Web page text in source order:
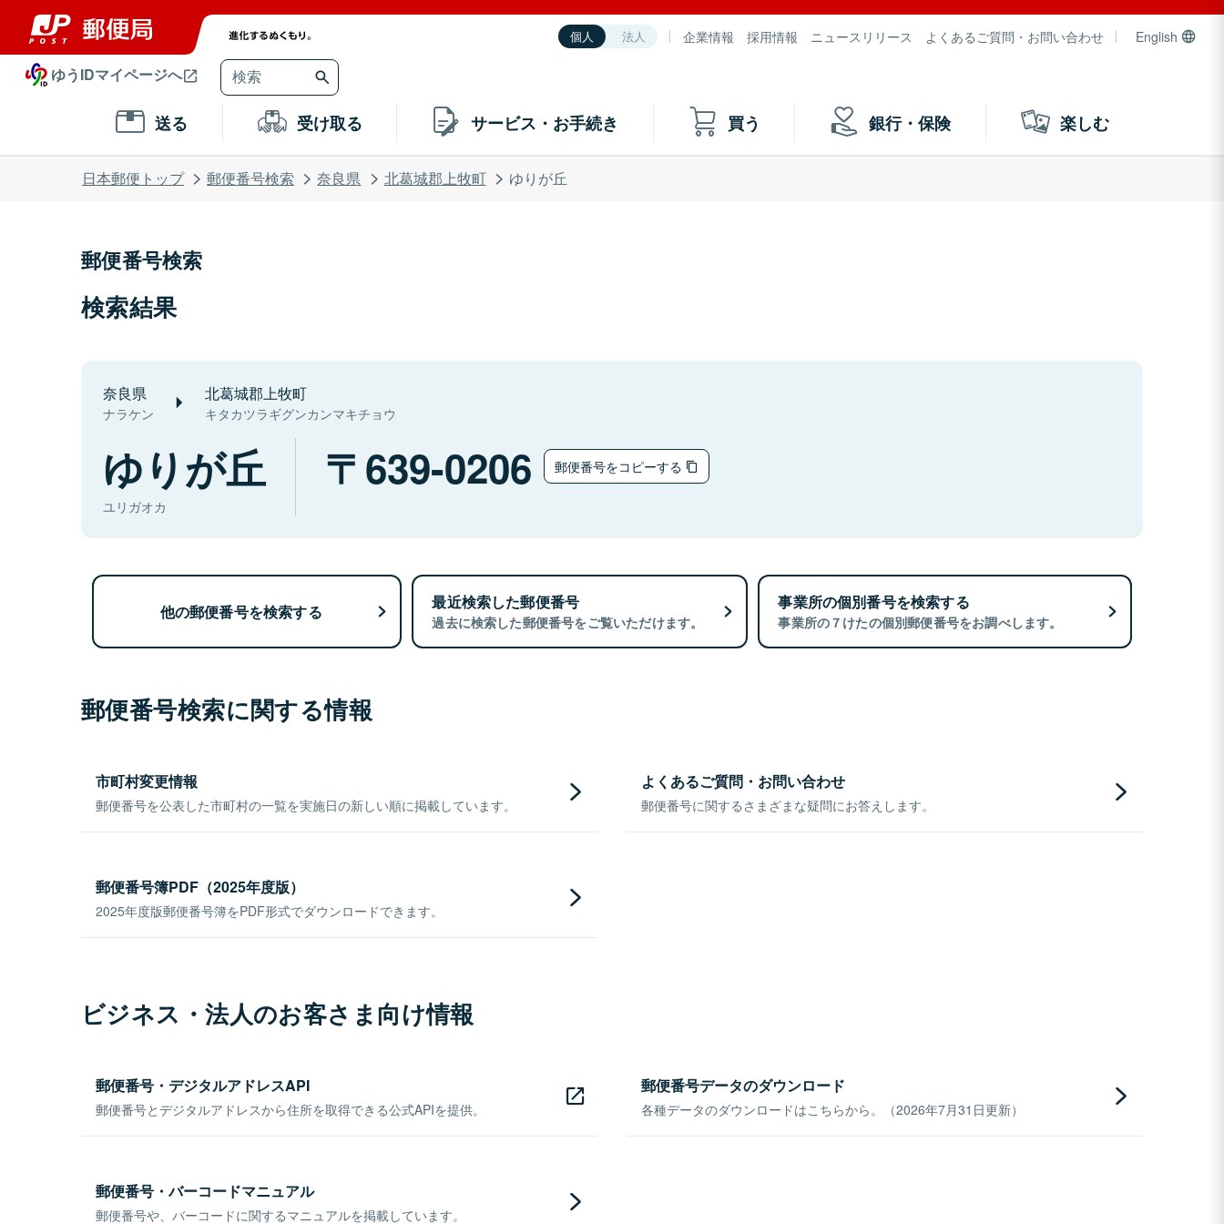
個人 法人 企業情報 採用情報 ニュースリリース よくあるご質問・お問い合わせ English
ゆうIDマイページへ
送る 受け取る サービス・お手続き 買う 銀行・保険 楽しむ
日本郵便トップ 郵便番号検索 奈良県 北葛城郡上牧町 ゆりが丘
郵便番号検索
検索結果
奈良県
ナラケン
北葛城郡上牧町
キタカツラギグンカンマキチョウ
ゆりが丘
ユリガオカ
639-0206 郵便番号をコピーする
他の郵便番号を検索する 最近検索した郵便番号
過去に検索した郵便番号をご覧いただけます。
事業所の個別番号を検索する
事業所の７けたの個別郵便番号をお調べします。
郵便番号検索に関する情報
市町村変更情報
郵便番号を公表した市町村の一覧を実施日の新しい順に掲載しています。
よくあるご質問・お問い合わせ
郵便番号に関するさまざまな疑問にお答えします。
郵便番号簿PDF（2025年度版）
2025年度版郵便番号簿をPDF形式でダウンロードできます。
ビジネス・法人のお客さま向け情報
郵便番号・デジタルアドレスAPI
郵便番号とデジタルアドレスから住所を取得できる公式APIを提供。
郵便番号データのダウンロード
各種データのダウンロードはこちらから。（2026年7月31日更新）
郵便番号・バーコードマニュアル
郵便番号や、バーコードに関するマニュアルを掲載しています。